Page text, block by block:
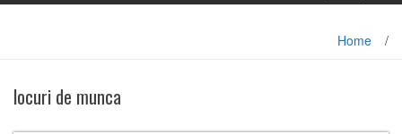
Home /
locuri de munca